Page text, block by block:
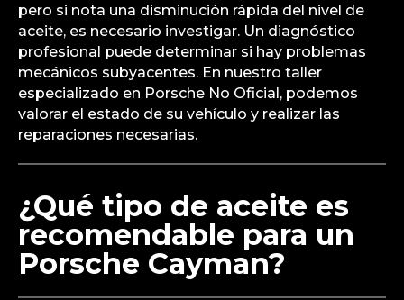
pero si nota una disminución rápida del nivel de
aceite, es necesario investigar. Un diagnóstico
profesional puede determinar si hay problemas
mecánicos subyacentes. En nuestro taller
especializado en Porsche No Oficial, podemos
valorar el estado de su vehículo y realizar las
reparaciones necesarias.
¿Qué tipo de aceite es
recomendable para un
Porsche Cayman?